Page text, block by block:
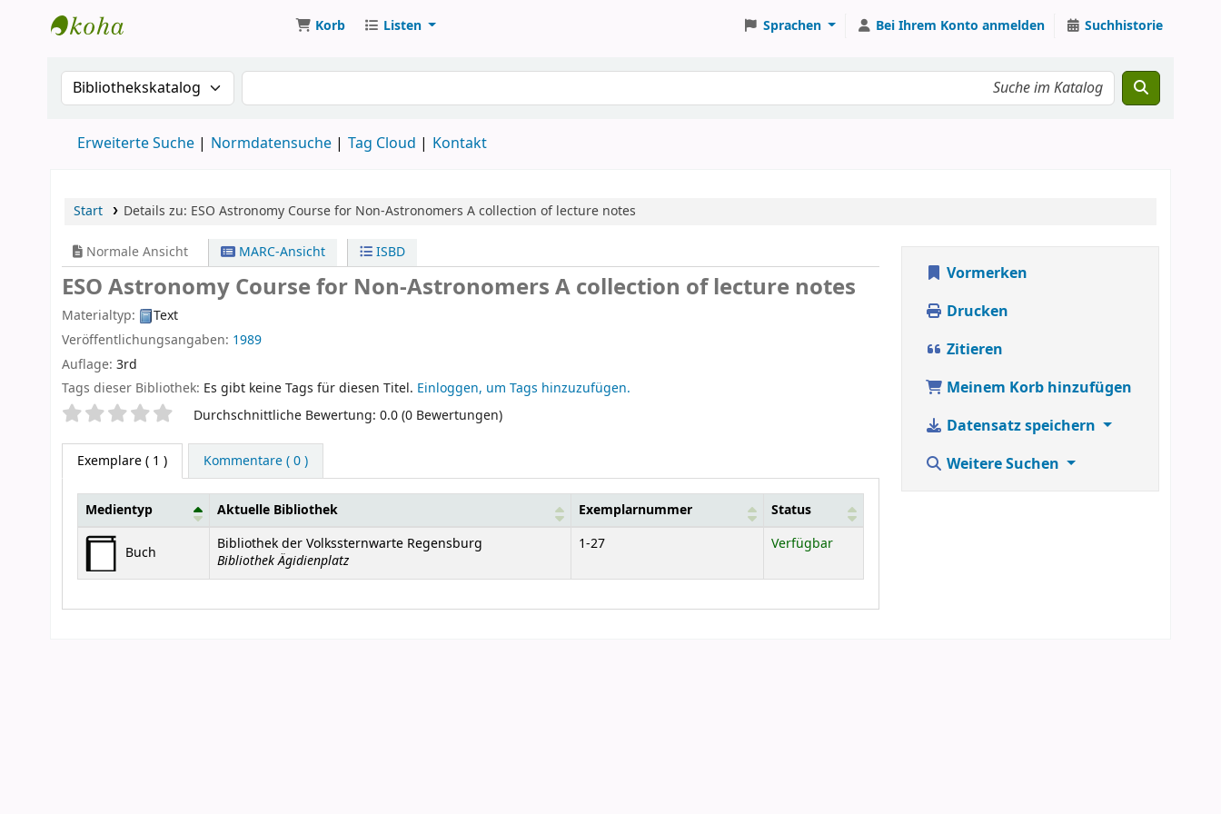
Korb Listen Sprachen Bei Ihrem Konto anmelden Suchhistorie
Suche im Katalog nach:Suche im Katalog
Erweiterte Suche Normdatensuche Tag Cloud Kontakt
Start Details zu: ESO Astronomy Course for Non-Astronomers A collection of lecture notes
Normale Ansicht MARC-Ansicht ISBD
ESO Astronomy Course for Non-Astronomers A collection of lecture notes
Materialtyp:
Text
Veröffentlichungsangaben: 1989
Auflage: 3rd
Tags dieser Bibliothek: Es gibt keine Tags für diesen Titel. Einloggen, um Tags hinzuzufügen.
SternchenbewertungDurchschnittliche Bewertung: 0.0 (0 Bewertungen)
Exemplare( 1 ) Kommentare ( 0 )
Exemplare
Medientyp Aktuelle Bibliothek Exemplarnummer Status
Buch Bibliothek der Volkssternwarte Regensburg
Bibliothek Ägidienplatz
1-27 Verfügbar
Vormerken
Drucken
Zitieren
Meinem Korb hinzufügen
Datensatz speichern
Weitere Suchen